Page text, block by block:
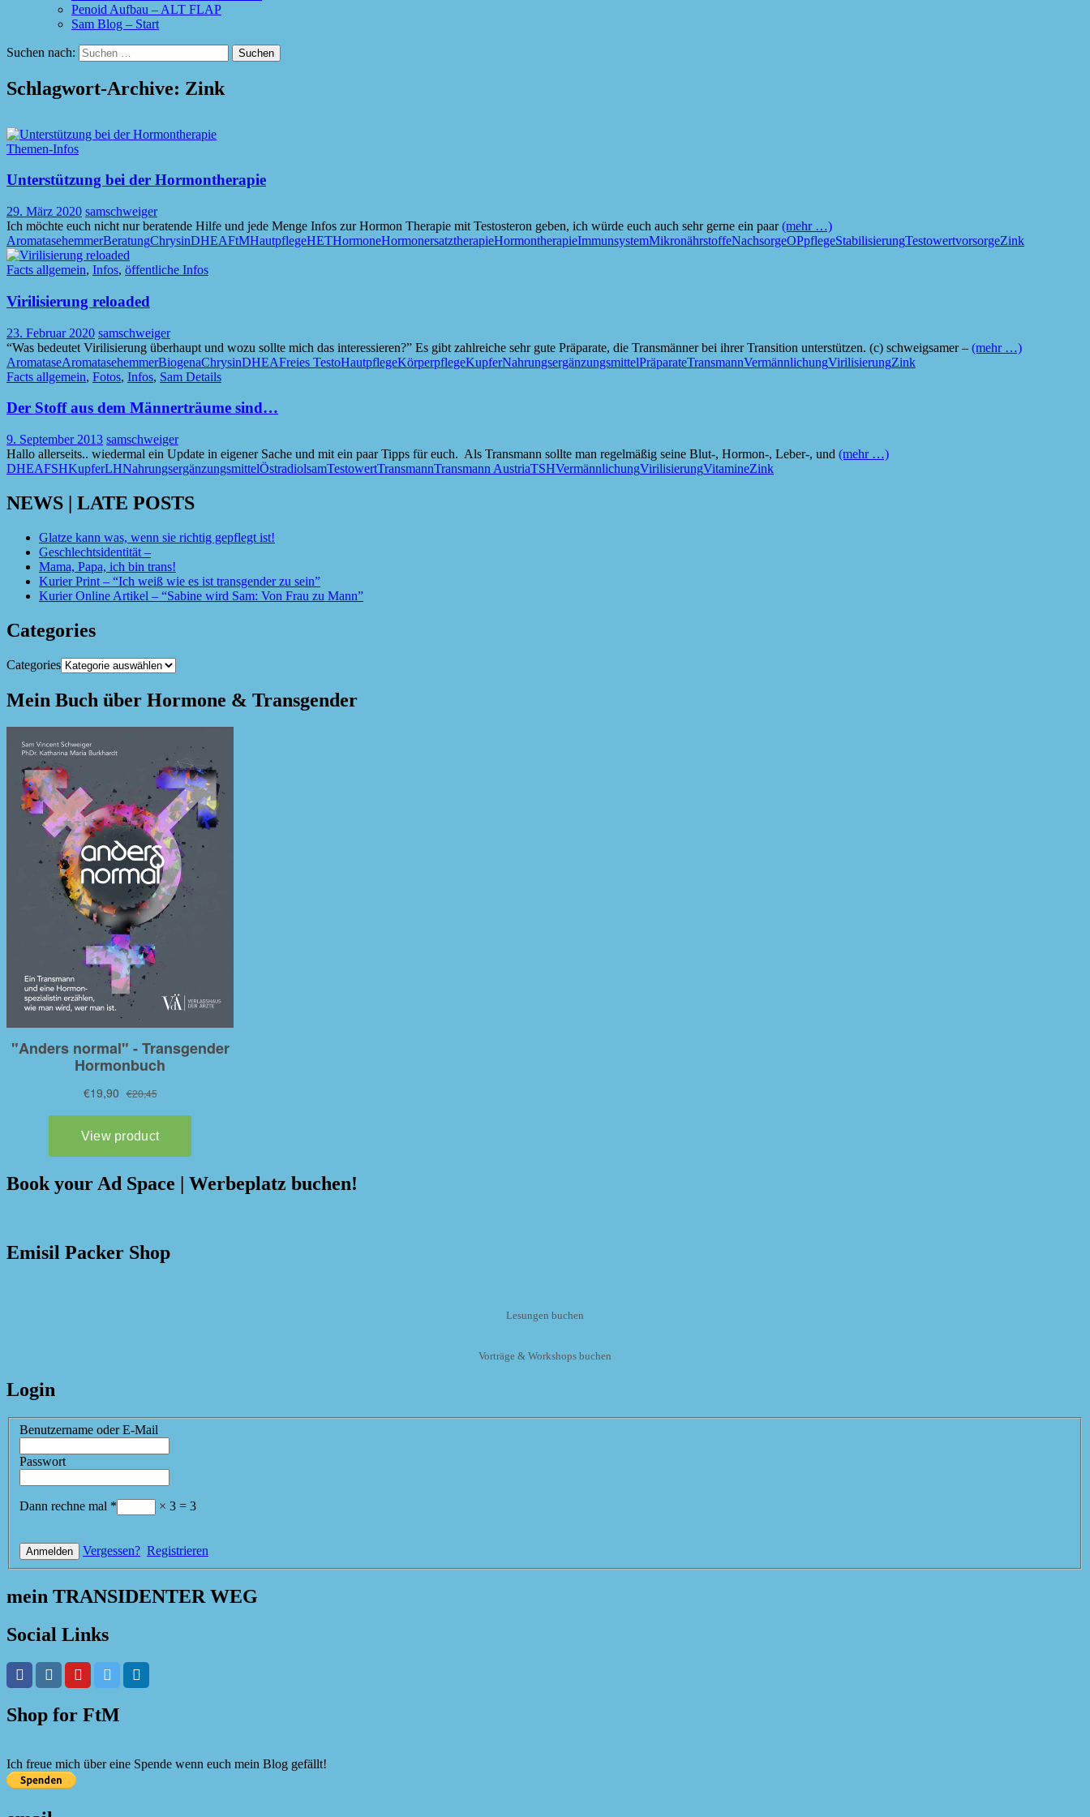
Penoid Aufbau – ALT FLAP
Sam Blog – Start
Suchen nach:
Schlagwort-Archive: Zink
Themen-Infos
Unterstützung bei der Hormontherapie
29. März 2020 samschweiger
Ich möchte euch nicht nur beratende Hilfe und jede Menge Infos zur Hormon Therapie mit Testosteron geben, ich würde euch auch sehr gerne ein paar(mehr …)
AromatasehemmerBeratungChrysinDHEAFtMHautpflegeHETHormoneHormonersatztherapieHormontherapieImmunsystemMikronährstoffeNachsorgeOPpflegeStabilisierungTestowertvorsorgeZink
Facts allgemein, Infos, öffentliche Infos
Virilisierung reloaded
23. Februar 2020 samschweiger
“Was bedeutet Virilisierung überhaupt und wozu sollte mich das interessieren?” Es gibt zahlreiche sehr gute Präparate, die Transmänner bei ihrer Transition unterstützen. (c) schweigsamer – (mehr …)
AromataseAromatasehemmerBiogenaChrysinDHEAFreies TestoHautpflegeKörperpflegeKupferNahrungsergänzungsmittelPräparateTransmannVermännlichungVirilisierungZink
Facts allgemein, Fotos, Infos, Sam Details
Der Stoff aus dem Männerträume sind…
9. September 2013 samschweiger
Hallo allerseits.. wiedermal ein Update in eigener Sache und mit ein paar Tipps für euch. Als Transmann sollte man regelmäßig seine Blut-, Hormon-, Leber-, und (mehr …)
DHEAFSHKupferLHNahrungsergänzungsmittelÖstradiolsamTestowertTransmannTransmann AustriaTSHVermännlichungVirilisierungVitamineZink
NEWS | LATE POSTS
Glatze kann was, wenn sie richtig gepflegt ist!
Geschlechtsidentität –
Mama, Papa, ich bin trans!
Kurier Print – “Ich weiß wie es ist transgender zu sein”
Kurier Online Artikel – “Sabine wird Sam: Von Frau zu Mann”
Categories
Categories
Mein Buch über Hormone & Transgender
Book your Ad Space | Werbeplatz buchen!
Emisil Packer Shop
Lesungen buchen
Vorträge & Workshops buchen
Login
Benutzername oder E-Mail
Passwort
Dann rechne mal * × 3 = 3
Vergessen? Registrieren
mein TRANSIDENTER WEG
Social Links
Shop for FtM
Ich freue mich über eine Spende wenn euch mein Blog gefällt!